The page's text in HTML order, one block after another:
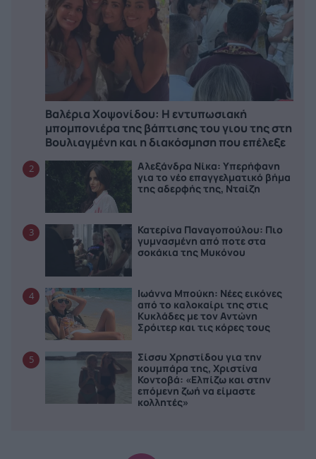
Βαλέρια Χοψονίδου: Η εντυπωσιακή
μπομπονιέρα της βάπτισης του γιου της στη
Βουλιαγμένη και η διακόσμηση που επέλεξε
2
Αλεξάνδρα Νίκα: Υπερήφανη
για το νέο επαγγελματικό βήμα
της αδερφής της, Νταίζη
3
Κατερίνα Παναγοπούλου: Πιο
γυμνασμένη από ποτε στα
σοκάκια της Μυκόνου
4
Ιωάννα Μπούκη: Νέες εικόνες
από το καλοκαίρι της στις
Κυκλάδες με τον Αντώνη
Σρόιτερ και τις κόρες τους
5
Σίσσυ Χρηστίδου για την
κουμπάρα της, Xριστίνα
Κοντοβά: «Ελπίζω και στην
επόμενη ζωή να είμαστε
κολλητές»